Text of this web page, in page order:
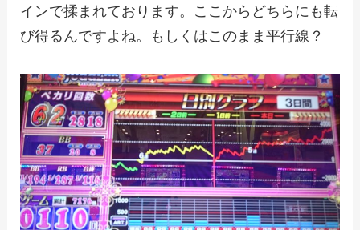
インで揉まれております。ここからどちらにも転
び得るんですよね。もしくはこのまま平行線？